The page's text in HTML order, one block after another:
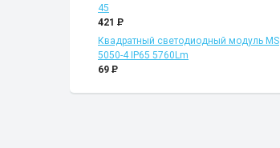
45
421 P
Квадратный светодиодный модуль MS
5050-4 IP65 5760Lm
69 P